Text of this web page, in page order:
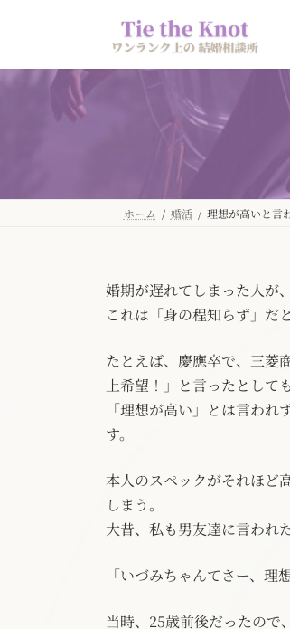
ン
プ
ー
動
ホーム 婚活 理想が高いと言
婚期が遅れてしまった人が
これは「身の程知らず」だ
たとえば、慶應卒で、三菱
上希望！」と言ったとしても
「理想が高い」とは言わ
す。
本人のスペックがそれほど
しまう。
大昔、私も男友達に言われ
「いづみちゃんてさー、理
当時、25歳前後だったので